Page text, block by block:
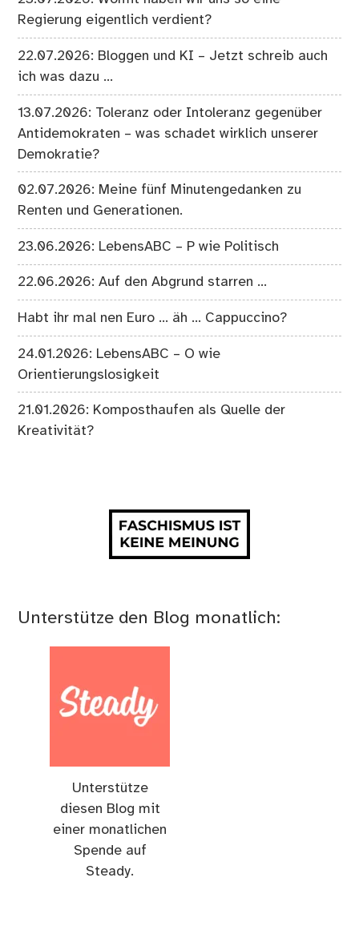
Regierung eigentlich verdient?
22.07.2026: Bloggen und KI – Jetzt schreib auch
ich was dazu …
13.07.2026: Toleranz oder Intoleranz gegenüber
Antidemokraten – was schadet wirklich unserer
Demokratie?
02.07.2026: Meine fünf Minutengedanken zu
Renten und Generationen.
23.06.2026: LebensABC – P wie Politisch
22.06.2026: Auf den Abgrund starren …
Habt ihr mal nen Euro … äh … Cappuccino?
24.01.2026: LebensABC – O wie
Orientierungslosigkeit
21.01.2026: Komposthaufen als Quelle der
Kreativität?
Unterstütze den Blog monatlich:
Unterstütze
diesen Blog mit
einer monatlichen
Spende auf
Steady.